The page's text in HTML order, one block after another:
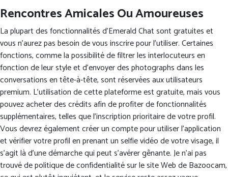
Rencontres Amicales Ou Amoureuses
La plupart des fonctionnalités d’Emerald Chat sont gratuites et
vous n’aurez pas besoin de vous inscrire pour l’utiliser. Certaines
fonctions, comme la possibilité de filtrer les interlocuteurs en
fonction de leur style et d’envoyer des photographs dans les
conversations en tête-à-tête, sont réservées aux utilisateurs
premium. L’utilisation de cette plateforme est gratuite, mais vous
pouvez acheter des crédits afin de profiter de fonctionnalités
supplémentaires, telles que l’inscription prioritaire de votre profil.
Vous devrez également créer un compte pour utiliser l’application
et vérifier votre profil en prenant un selfie vidéo de votre visage, il
s’agit là d’une démarche qui peut s’avérer gênante. Je n’ai pas
trouvé de politique de confidentialité sur le site Web de Bazoocam,